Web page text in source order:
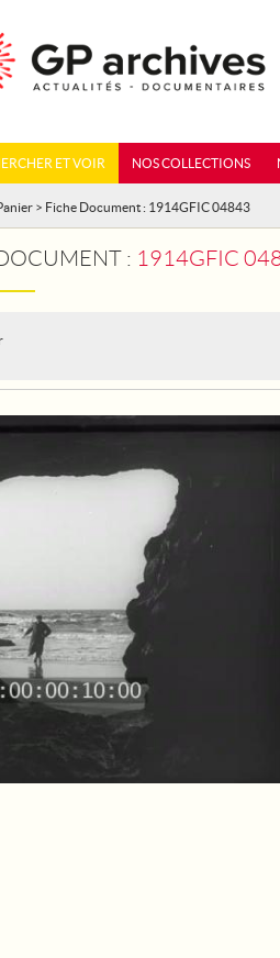
ET VOIR NOS COLLECTIONS
> Fiche Document : 1914GFIC 04843
: 1914GFIC